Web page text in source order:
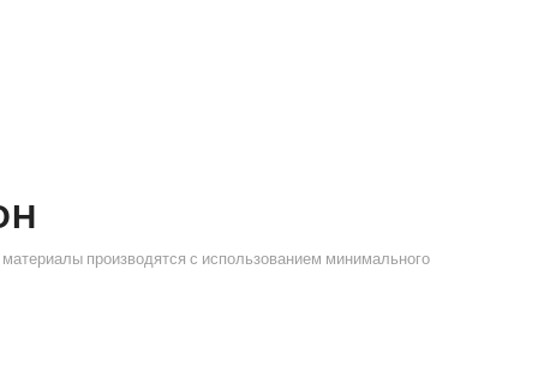
производятся с использованием минимального